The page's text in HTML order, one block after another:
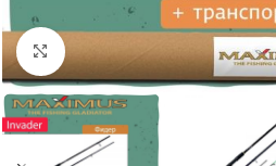
Нажмите, чтобы увеличить